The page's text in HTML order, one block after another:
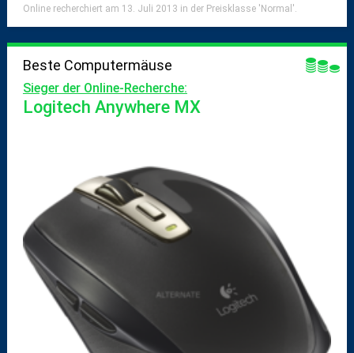
Online recherchiert am 13. Juli 2013 in der Preisklasse 'Normal'.
Beste Computermäuse
Sieger der Online-Recherche:
Logitech Anywhere MX